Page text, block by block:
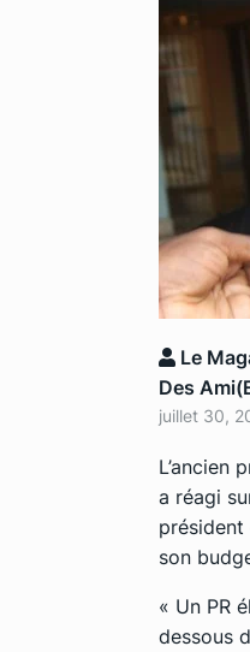
Le
Des
juillet 30,
L’ancien
a réagi
son
« Un PR
dessous